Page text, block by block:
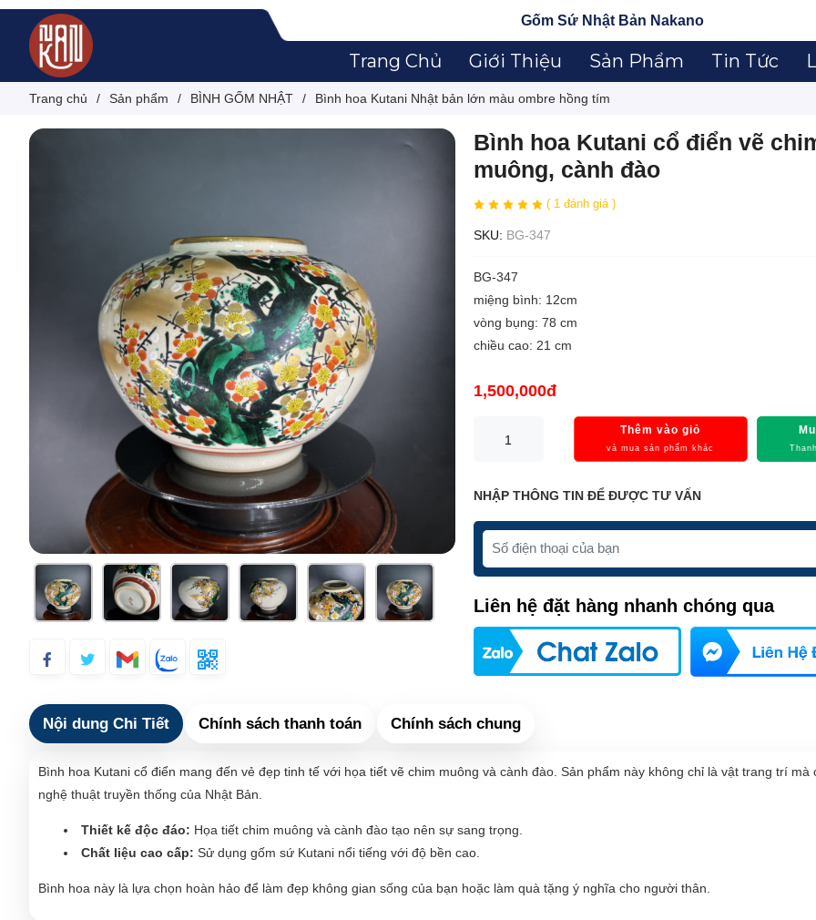
Gốm Sứ Nhật Bản Nakano
Trang Chủ Giới Thiệu Sản Phẩm Tin Tức
Trang chủ / Sản phẩm / BÌNH GỐM NHẬT / Bình hoa Kutani Nhật bản lớn màu ombre hồng tím
Bình hoa Kutani cổ điển vẽ
muông, cành đào
( 1 đánh giá )
SKU: BG-347
BG-347
miệng bình: 12cm
vòng bụng: 78 cm
chiều cao: 21 cm
1,500,000đ
Thêm vào giỏ
và mua sản phẩm khác
NHẬP THÔNG TIN ĐỂ ĐƯỢC TƯ VẤN
Liên hệ đặt hàng nhanh chóng qua
Nội dung Chi Tiết Chính sách thanh toán Chính sách chung
Bình hoa Kutani cổ điển mang đến vẻ đẹp tinh tế với họa tiết vẽ chim muông và cành đào. Sản phẩm này không chỉ là vật trang trí mà
nghệ thuật truyền thống của Nhật Bản.
Thiết kế độc đáo: Họa tiết chim muông và cành đào tạo nên sự sang trọng.
Chất liệu cao cấp: Sử dụng gốm sứ Kutani nổi tiếng với độ bền cao.
Bình hoa này là lựa chọn hoàn hảo để làm đẹp không gian sống của bạn hoặc làm quà tặng ý nghĩa cho người thân.